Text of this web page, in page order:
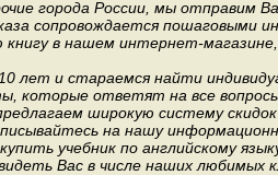
города России, мы отправим
сопровождается пошаговыми
в нашем интернет-
лет и стараемся найти
которые ответят на все
широкую систему
на нашу
учебник по английскому
Вас в числе наших любимых